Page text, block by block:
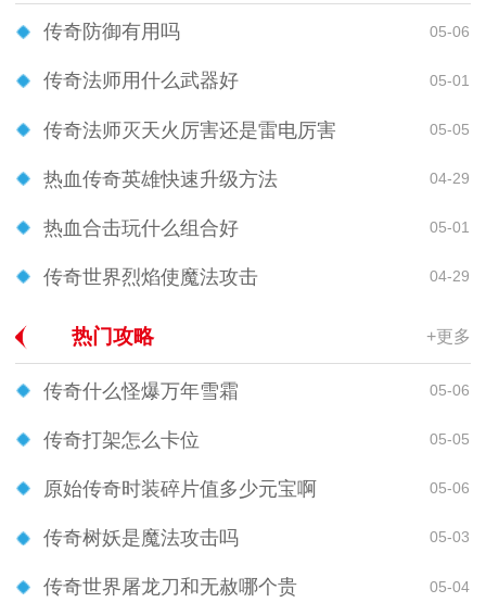
传奇防御有用吗 05-06
传奇法师用什么武器好 05-01
传奇法师灭天火厉害还是雷电厉害 05-05
热血传奇英雄快速升级方法 04-29
热血合击玩什么组合好 05-01
传奇世界烈焰使魔法攻击 04-29
热门攻略 +更多
传奇什么怪爆万年雪霜 05-06
传奇打架怎么卡位 05-05
原始传奇时装碎片值多少元宝啊 05-06
传奇树妖是魔法攻击吗 05-03
传奇世界屠龙刀和无赦哪个贵 05-04